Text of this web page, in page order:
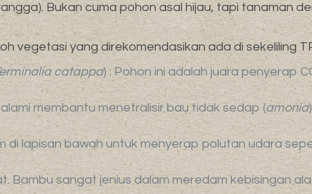
Bukan cuma pohon asal hijau, tapi tanaman
vegetasi yang direkomendasikan ada di sekeliling
catappa) : Pohon ini adalah juara penyerap
membantu menetralisir bau tidak sedap (amonia
di lapisan bawah untuk menyerap polutan udara
Bambu sangat jenius dalam meredam kebisingan